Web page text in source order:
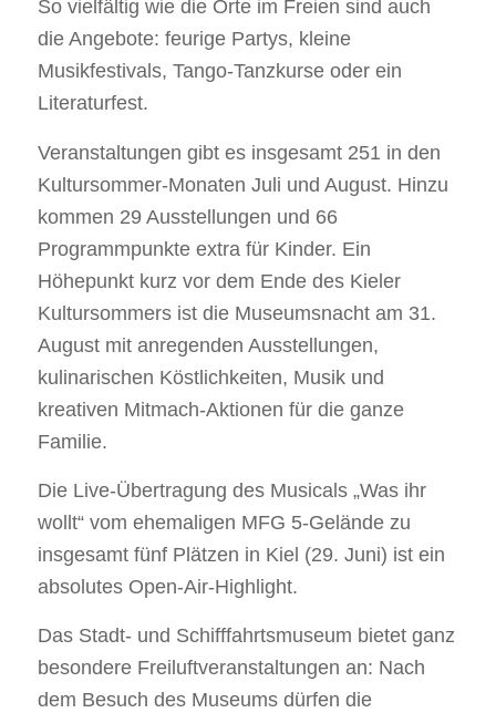
So vielfältig wie die Orte im Freien sind auch
die Angebote: feurige Partys, kleine
Musikfestivals, Tango-Tanzkurse oder ein
Literaturfest.
Veranstaltungen gibt es insgesamt 251 in den
Kultursommer-Monaten Juli und August. Hinzu
kommen 29 Ausstellungen und 66
Programmpunkte extra für Kinder. Ein
Höhepunkt kurz vor dem Ende des Kieler
Kultursommers ist die Museumsnacht am 31.
August mit anregenden Ausstellungen,
kulinarischen Köstlichkeiten, Musik und
kreativen Mitmach-Aktionen für die ganze
Familie.
Die Live-Übertragung des Musicals „Was ihr
wollt“ vom ehemaligen MFG 5-Gelände zu
insgesamt fünf Plätzen in Kiel (29. Juni) ist ein
absolutes Open-Air-Highlight.
Das Stadt- und Schifffahrtsmuseum bietet ganz
besondere Freiluftveranstaltungen an: Nach
dem Besuch des Museums dürfen die